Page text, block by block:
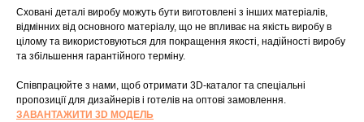
Сховані деталі виробу можуть бути виготовлені з інших матеріалів,
відмінних від основного матеріалу, що не впливає на якість виробу в
цілому та використовуються для покращення якості, надійності виробу
та збільшення гарантійного терміну.
Співпрацюйте з нами, щоб отримати 3D-каталог та спеціальні
пропозиції для дизайнерів і готелів на оптові замовлення.
ЗАВАНТАЖИТИ 3D МОДЕЛЬ
Шоурум
Tekstura
Заплануйте візит у простір створений
для вас